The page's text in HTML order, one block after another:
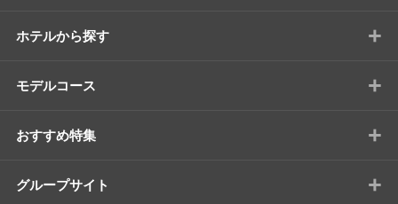
ホテルから探す +
モデルコース +
おすすめ特集 +
グループサイト +